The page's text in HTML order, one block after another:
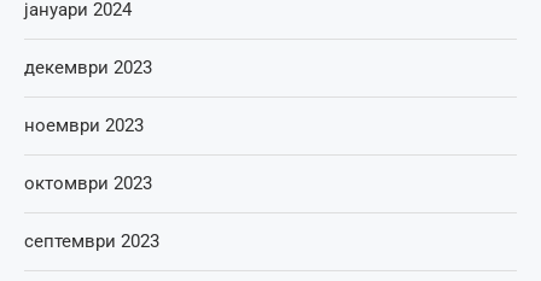
јануари 2024
декември 2023
ноември 2023
октомври 2023
септември 2023